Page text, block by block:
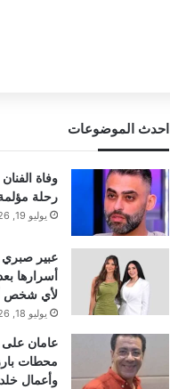
احدث الموضوعات
وفاة
رحلة
يوليو 19, 2026
عبير صبري
أسرارها
لأي شخص
يوليو 18, 2026
عامان
محطات
وأعمال